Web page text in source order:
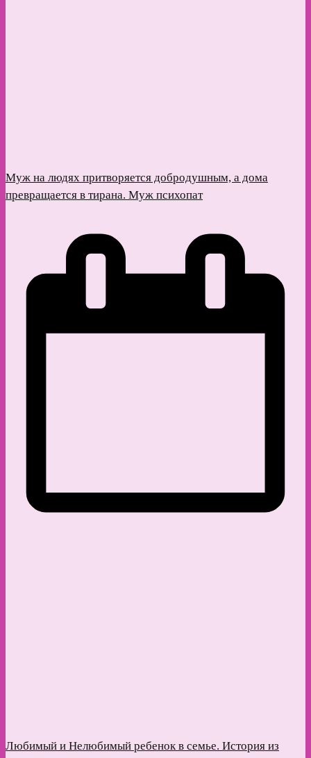
Муж на людях притворяется добродушным, а дома
превращается в тирана. Муж психопат
Любимый и Нелюбимый ребенок в семье. История из